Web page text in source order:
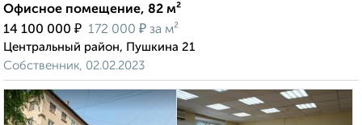
Офисное помещение, 82 м²
14 100 000 ₽ 172 000 ₽ за м²
Центральный район, Пушкина 21
Собственник, 02.02.2023